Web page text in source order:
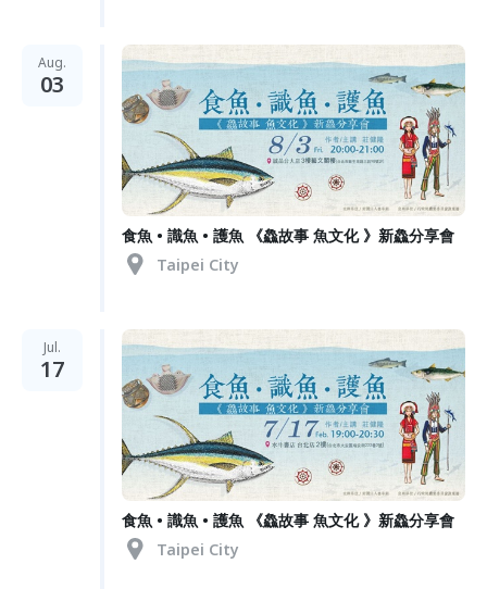
Aug.
03
食魚 • 識魚 • 護魚 《鱻故事 魚文化 》新鱻分享會
Taipei City
Jul.
17
食魚 • 識魚 • 護魚 《鱻故事 魚文化 》新鱻分享會
Taipei City